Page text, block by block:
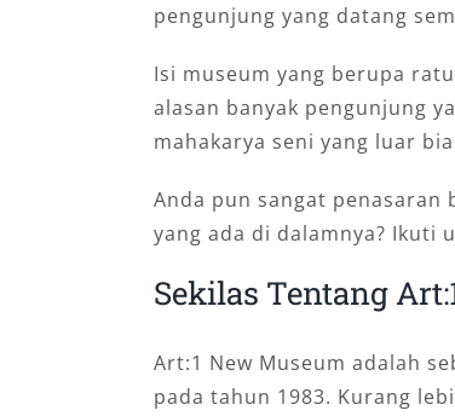
pengunjung yang datang
Isi museum yang berupa
alasan banyak pengunjung
mahakarya seni yang luar
Anda pun sangat penasaran
yang ada di dalamnya? Ikuti
Sekilas Tentang
Art:1 New Museum adalah
pada tahun 1983. Kurang